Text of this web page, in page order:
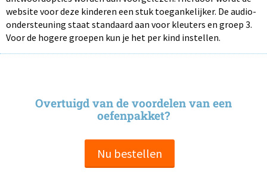
website voor deze kinderen een stuk toegankelijker. De audio-
ondersteuning staat standaard aan voor kleuters en groep 3.
Voor de hogere groepen kun je het per kind instellen.
Overtuigd van de voordelen van een
oefenpakket?
Nu bestellen